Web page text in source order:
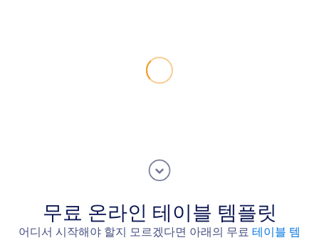
무료 온라인 테이블 템플릿
어디서 시작해야 할지 모르겠다면 아래의 무료 테이블 템